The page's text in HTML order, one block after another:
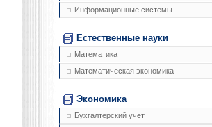
Информационные системы
Естественные науки
Математика
Математическая экономика
Экономика
Бухгалтерский учет